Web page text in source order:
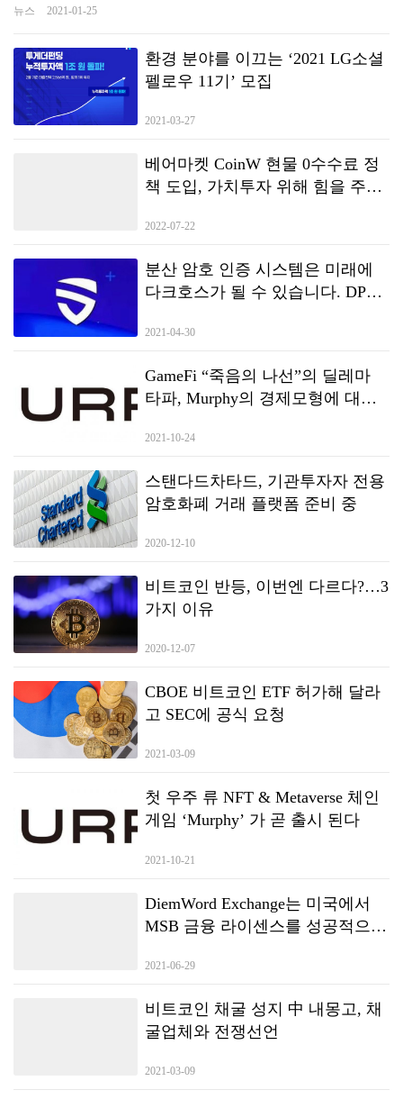
자가 투자 시점에 즉각적인 효과를 누리고 투자의 인사이트를 얻을 수 있
투자자 전달 시점을 최소화하려고 노력하고 있습니다. [특징] 에임리치 금
융공학기술연구소의 독자적인 계량 분석(quantitative analysis) 노하우를
통해 각 항목을 점수화하고, 시장 상황을 단기(1~7일), 중기(1주~1개월), 장
기(1개월 이상)로 구분한 후 이를 도식화으로써 시장 분위기를 한눈에 알
수 있도록 ‘종합 의견’을 표시합니다.
뉴스 2021-01-25
환경 분야를 이끄는 ‘2021 LG소셜
펠로우 11기’ 모집
2021-03-27
베어마켓 CoinW 현물 0수수료 정
책 도입, 가치투자 위해 힘을 주었
2022-07-22
분산 암호 인증 시스템은 미래에
다크호스가 될 수 있습니다. DPAS
합니다
2021-04-30
GameFi “죽음의 나선”의 딜레마
타파, Murphy의 경제모형에 대한
2021-10-24
스탠다드차타드, 기관투자자 전용
암호화폐 거래 플랫폼 준비 중
2020-12-10
비트코인 반등, 이번엔 다르다?…3
가지 이유
2020-12-07
CBOE 비트코인 ETF 허가해 달라
고 SEC에 공식 요청
2021-03-09
첫 우주 류 NFT & Metaverse 체인
게임 ‘Murphy’ 가 곧 출시 된다
2021-10-21
DiemWord Exchange는 미국에서
MSB 금융 라이센스를 성공적으로
벌 배포가 곧 시작됩니다.
2021-06-29
비트코인 채굴 성지 中 내몽고, 채
굴업체와 전쟁선언
2021-03-09